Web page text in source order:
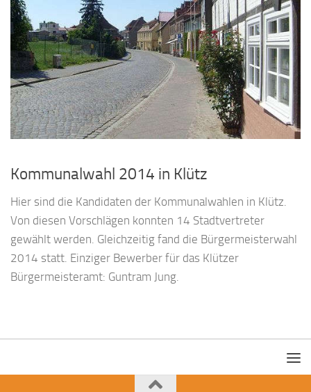
Kommunalwahl 2014 in Klütz
Hier sind die Kandidaten der Kommunalwahlen in Klütz.
Von diesen Vorschlägen konnten 14 Stadtvertreter
gewählt werden. Gleichzeitig fand die Bürgermeisterwahl
2014 statt. Einziger Bewerber für das Klützer
Bürgermeisteramt: Guntram Jung.